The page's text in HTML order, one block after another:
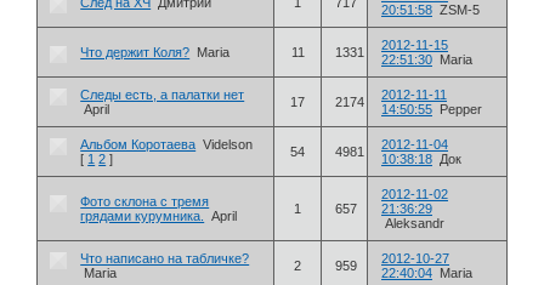
20:51:58 ZSM-5
Что держит Коля? Maria 11 1331
2012-11-15
22:51:30 Maria
Следы есть, а палатки нет
April
17 2174
2012-11-11
14:50:55
Pepper
Альбом Коротаева Videlson
[ 1 2 ] 54 4981
2012-11-04
10:38:18 Док
Фото склона с тремя
грядами курумника.
April 1 657
2012-11-02
21:36:29
Aleksandr
Что написано на табличке?
Maria
2 959
2012-10-27
22:40:04 Maria